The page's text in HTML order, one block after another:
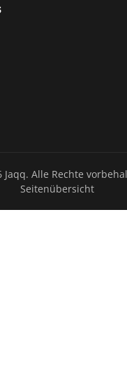
Jaqq. Alle Rechte
Seitenübersicht